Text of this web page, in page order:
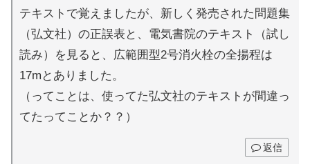
テキストで覚えましたが、新しく発売された問題集
（弘文社）の正誤表と、電気書院のテキスト（試し
読み）を見ると、広範囲型2号消火栓の全揚程は
17mとありました。
（ってことは、使ってた弘文社のテキストが間違っ
てたってことか？？）
返信